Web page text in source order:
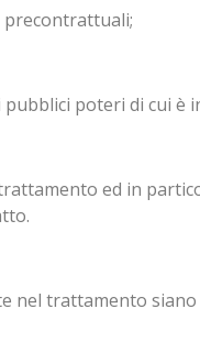
precontrattuali;
pubblici poteri di cui è
ed in
nel trattamento